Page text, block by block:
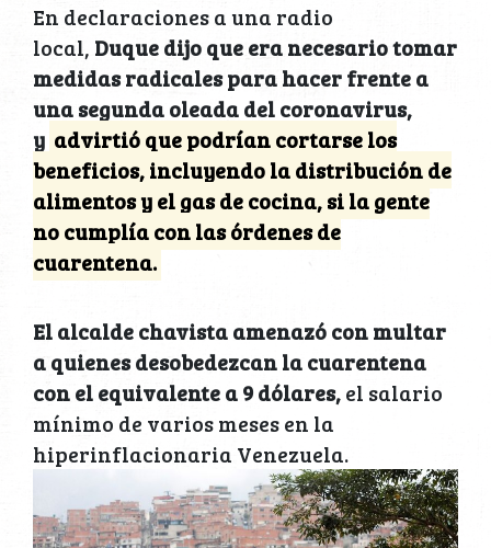
En declaraciones a una radio
local, Duque dijo que era necesario tomar
medidas radicales para hacer frente a
una segunda oleada del coronavirus,
y advirtió que podrían cortarse los
beneficios, incluyendo la distribución de
alimentos y el gas de cocina, si la gente
no cumplía con las órdenes de
cuarentena.
El alcalde chavista amenazó con multar
a quienes desobedezcan la cuarentena
con el equivalente a 9 dólares,el salario
mínimo de varios meses en la
hiperinflacionaria Venezuela.